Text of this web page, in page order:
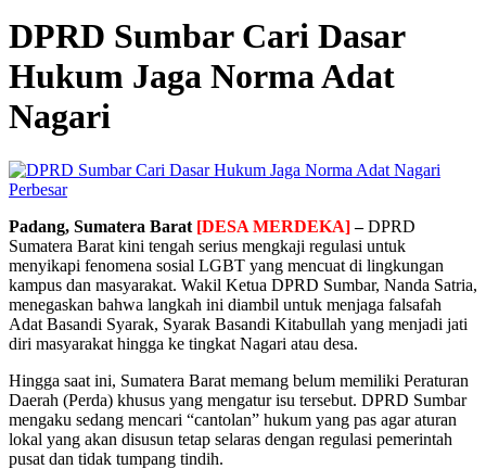
DPRD Sumbar Cari Dasar
Hukum Jaga Norma Adat
Nagari
Perbesar
Padang, Sumatera Barat [DESA MERDEKA]–DPRD
Sumatera Barat kini tengah serius mengkaji regulasi untuk
menyikapi fenomena sosial LGBT yang mencuat di lingkungan
kampus dan masyarakat. Wakil Ketua DPRD Sumbar, Nanda Satria,
menegaskan bahwa langkah ini diambil untuk menjaga falsafah
Adat Basandi Syarak, Syarak Basandi Kitabullah yang menjadi jati
diri masyarakat hingga ke tingkat Nagari atau desa.
Hingga saat ini, Sumatera Barat memang belum memiliki Peraturan
Daerah (Perda) khusus yang mengatur isu tersebut. DPRD Sumbar
mengaku sedang mencari “cantolan” hukum yang pas agar aturan
lokal yang akan disusun tetap selaras dengan regulasi pemerintah
pusat dan tidak tumpang tindih.